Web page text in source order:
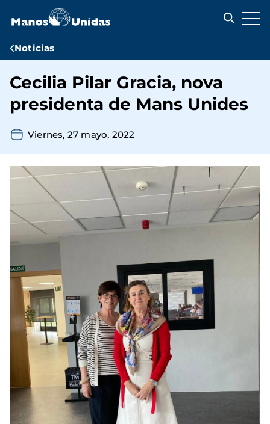
contenido
Ruta
navegación
Noticias
Cecilia Pilar Gracia, nova
presidenta de Mans Unides
Viernes, 27 mayo, 2022